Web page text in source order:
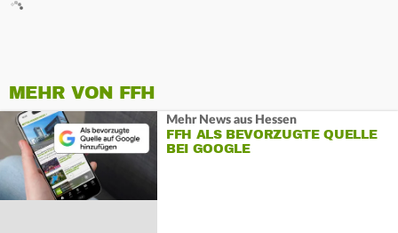
MEHR VON FFH
Mehr News aus Hessen
FFH ALS BEVORZUGTE QUELLE
BEI GOOGLE